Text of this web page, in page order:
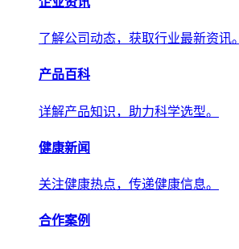
了解公司动态，获取行业最新资讯。
产品百科
详解产品知识，助力科学选型。
健康新闻
关注健康热点，传递健康信息。
合作案例